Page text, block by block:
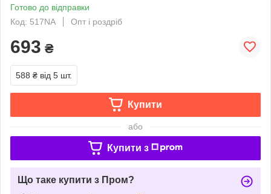
Готово до відправки
Код: 517NA
Опт і роздріб
693 ₴
588 ₴ від 5 шт.
Купити
або
Купити з
Що таке купити з Пром?